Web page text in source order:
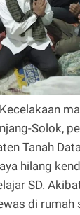
Solok,
Tanah
hilang
SD.
di rumah